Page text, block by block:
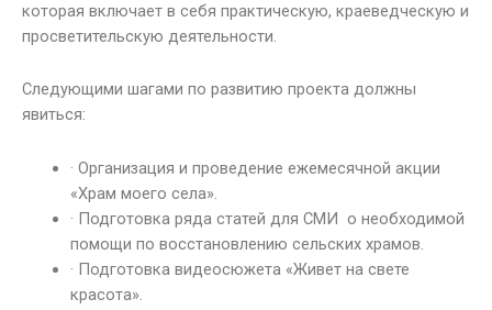
которая включает в себя практическую, краеведческую и
просветительскую деятельности.
Следующими шагами по развитию проекта должны
явиться:
· Организация и проведение ежемесячной акции
«Храм моего села».
· Подготовка ряда статей для СМИ о необходимой
помощи по восстановлению сельских храмов.
· Подготовка видеосюжета «Живет на свете
красота».